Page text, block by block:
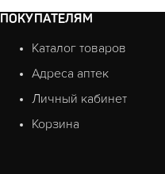
ПОКУПАТЕЛЯМ
Каталог товаров
Адреса аптек
Личный кабинет
Корзина